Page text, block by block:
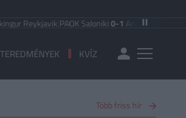
|PAOK Saloniki0-1Anderlecht FC Hradec
KVÍZ
Több friss hír